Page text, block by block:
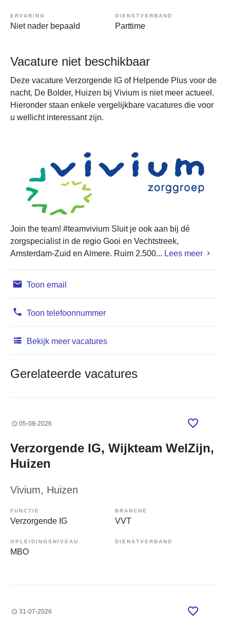
ERVARING
Niet nader bepaald
DIENSTVERBAND
Parttime
Vacature niet beschikbaar
Deze vacature Verzorgende IG of Helpende Plus voor de
nacht, De Bolder, Huizen bij Vivium is niet meer actueel.
Hieronder staan enkele vergelijkbare vacatures die voor
u wellicht interessant zijn.
Join the team! #teamvivium Sluit je ook aan bij dé
zorgspecialist in de regio Gooi en Vechtstreek,
Amsterdam-Zuid en Almere. Ruim 2.500... Lees meer
Toon email
Toon telefoonnummer
Bekijk meer vacatures
Gerelateerde vacatures
05-08-2026
Verzorgende IG, Wijkteam WelZijn,
Huizen
Vivium, Huizen
FUNCTIE
Verzorgende IG
BRANCHE
VVT
OPLEIDINGSNIVEAU
MBO
DIENSTVERBAND
31-07-2026